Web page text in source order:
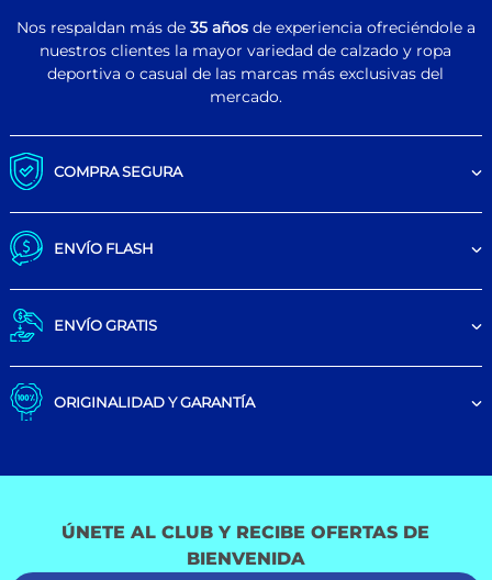
Nos respaldan más de 35 añosde experiencia ofreciéndole a
nuestros clientes la mayor variedad de calzado y ropa
deportiva o casual de las marcas más exclusivas del
mercado.
COMPRA SEGURA
ENVÍO FLASH
ENVÍO GRATIS
ORIGINALIDAD Y GARANTÍA
ÚNETE AL CLUB Y RECIBE OFERTAS DE
BIENVENIDA